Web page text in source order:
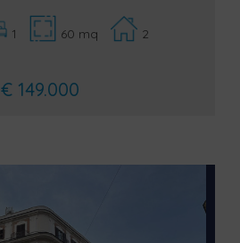
1 60 mq 2
€ 149.000